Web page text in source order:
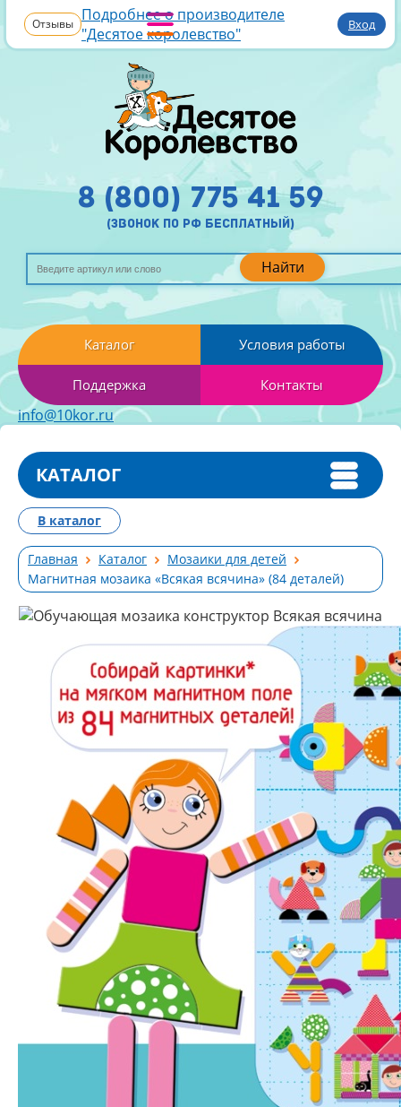
Отзывы Подробнее о производителе
"Десятое королевство"
Вход
Найти
8 (800) 775 41 59
(звонок по рф бесплатный)
Каталог Условия работы
Поддержка Контакты
info@10kor.ru
КАТАЛОГ
Главная Каталог
Мозаики для детей
Магнитная мозаика «Всякая всячина» (84 деталей)
В каталог